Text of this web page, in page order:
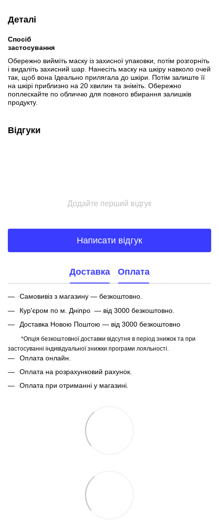
Деталі
Спосіб
застосування
Обережно вийміть маску із захисної упаковки, потім розгорніть
і видаліть захисний шар. Нанесіть маску на шкіру навколо очей
так, щоб вона Ідеально прилягала до шкіри. Потім залиште її
на шкірі приблизно на 20 хвилин та зніміть. Обережно
поплескайте по обличчю для повного вбирання залишків
продукту.
Відгуки
Додайте перший відгук
Написати відгук
Доставка Оплата
Самовивіз з магазину — безкоштовно.
Кур'єром по м. Дніпро — від 3000 безкоштовно.
Доставка Новою Поштою — від 3000 безкоштовно
*Опція безкоштовної доставки відсутня в період знижок та при
застосуванні індивідуальної знижки програми лояльності.
Оплата онлайн.
Оплата на розрахунковий рахунок.
Оплата при отриманні у магазині.